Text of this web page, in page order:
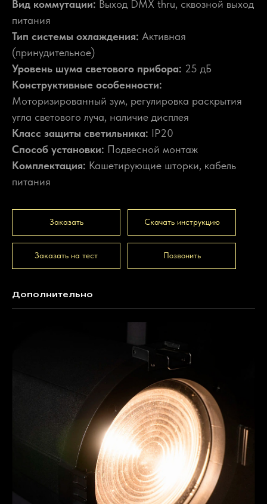
Вид коммутации: Выход DMX thru, сквозной выход
питания
Тип системы охлаждения: Активная
(принудительное)
Уровень шума светового прибора: 25 дБ
Конструктивные особенности:
Моторизированный зум, регулировка раскрытия
угла светового луча, наличие дисплея
Класс защиты светильника: IP20
Способ установки: Подвесной монтаж
Комплектация: Кашетирующие шторки, кабель
питания
Заказать Скачать инструкцию
Заказать на тест Позвонить
Дополнительно